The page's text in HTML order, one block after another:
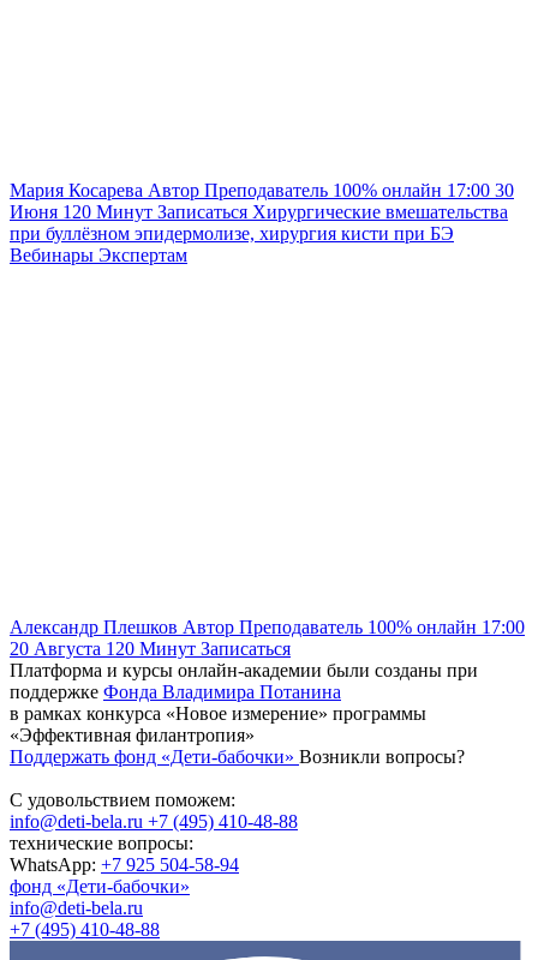
Мария Косарева Автор Преподаватель 100% онлайн 17:00 30
Июня 120 Минут Записаться Хирургические вмешательства
при буллёзном эпидермолизе, хирургия кисти при БЭ
Вебинары Экспертам
Александр Плешков Автор Преподаватель 100% онлайн 17:00
20 Августа 120 Минут Записаться
Платформа и курсы онлайн-академии были созданы при
поддержке Фонда Владимира Потанина
в рамках конкурса «Новое измерение» программы
«Эффективная филантропия»
Поддержать фонд «Дети-бабочки» Возникли вопросы?
С удовольствием поможем:
info@deti-bela.ru +7 (495) 410-48-88
технические вопросы:
WhatsApp: +7 925 504-58-94
фонд «Дети-бабочки»
info@deti-bela.ru
+7 (495) 410-48-88